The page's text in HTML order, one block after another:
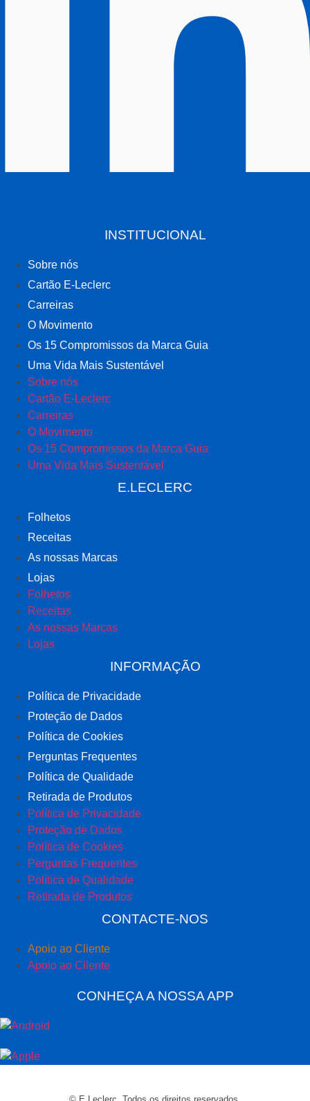
INSTITUCIONAL
Sobre nós
Cartão E-Leclerc
Carreiras
O Movimento
Os 15 Compromissos da Marca Guia
Uma Vida Mais Sustentável
Sobre nós
Cartão E-Leclerc
Carreiras
O Movimento
Os 15 Compromissos da Marca Guia
Uma Vida Mais Sustentável
E.LECLERC
Folhetos
Receitas
As nossas Marcas
Lojas
Folhetos
Receitas
As nossas Marcas
Lojas
INFORMAÇÃO
Política de Privacidade
Proteção de Dados
Política de Cookies
Perguntas Frequentes
Política de Qualidade
Retirada de Produtos
Política de Privacidade
Proteção de Dados
Política de Cookies
Perguntas Frequentes
Política de Qualidade
Retirada de Produtos
CONTACTE-NOS
Apoio ao Cliente
Apoio ao Cliente
CONHEÇA A NOSSA APP